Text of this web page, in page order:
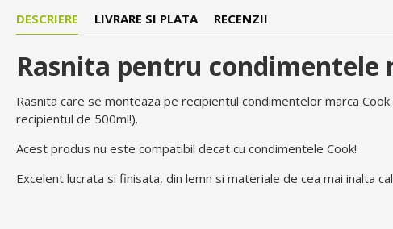
DESCRIERE LIVRARE SI PLATA RECENZII
Rasnita pentru condimentele
Rasnita care se monteaza pe recipientul condimentelor marca
recipientul de 500ml!).
Acest produs nu este compatibil decat cu condimentele Cook!
Excelent lucrata si finisata, din lemn si materiale de cea mai inalta